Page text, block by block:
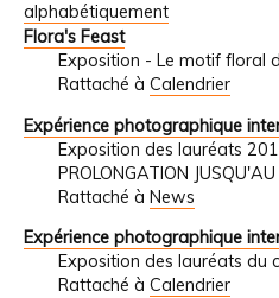
alphabétiquement
Flora's Feast
Exposition - Le motif floral
Rattaché à Calendrier
Expérience photographique
Exposition des lauréats
PROLONGATION
Rattaché à News
Expérience photographique
Exposition des lauréats du
Rattaché à Calendrier